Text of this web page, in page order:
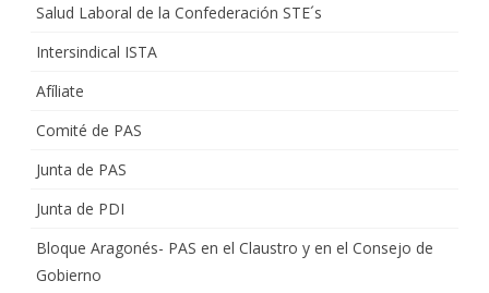
Salud Laboral de la Confederación STE´s
Intersindical ISTA
Afíliate
Comité de PAS
Junta de PAS
Junta de PDI
Bloque Aragonés- PAS en el Claustro y en el Consejo de
Gobierno